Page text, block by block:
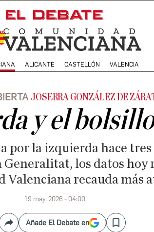
ALICANTE CASTELLÓN VALENCIA
JOSERRA GONZÁLEZ DE
y el
por la izquierda hace
los datos hoy
recauda más
19 may. 2026 - 04:00
CompartirAñade El Debate en Save